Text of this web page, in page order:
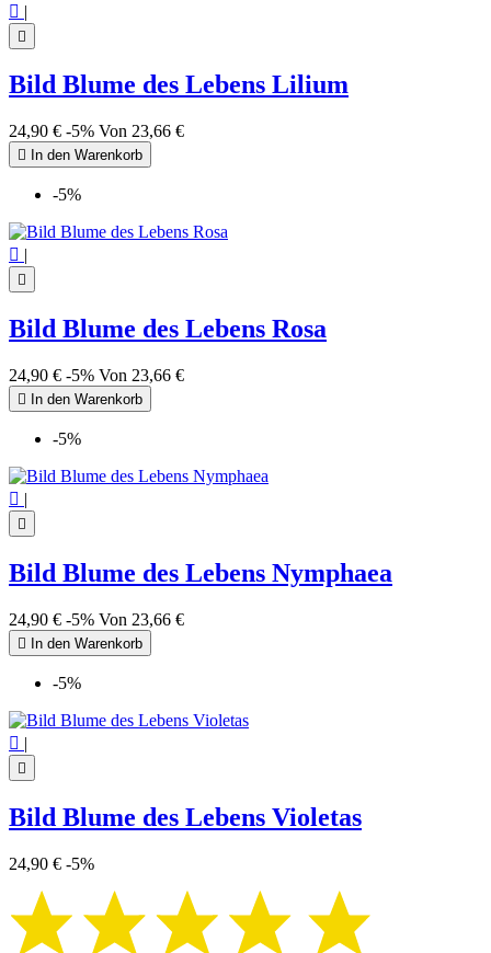
 |

Bild Blume des Lebens Lilium
24,90 € -5% Von 23,66 €
 In den Warenkorb
-5%
 |

Bild Blume des Lebens Rosa
24,90 € -5% Von 23,66 €
 In den Warenkorb
-5%
 |

Bild Blume des Lebens Nymphaea
24,90 € -5% Von 23,66 €
 In den Warenkorb
-5%
 |

Bild Blume des Lebens Violetas
24,90 € -5%